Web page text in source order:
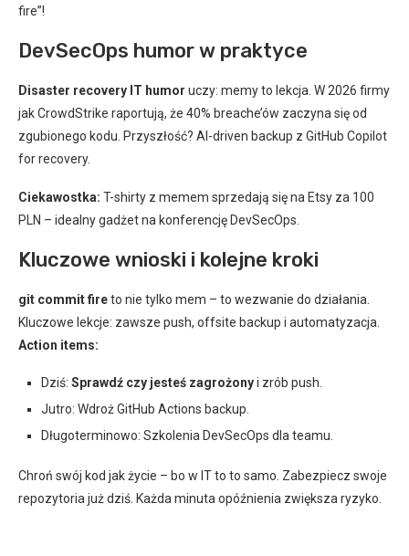
fire”!
DevSecOps humor w praktyce
Disaster recovery IT humor uczy: memy to lekcja. W 2026 firmy
jak CrowdStrike raportują, że 40% breache’ów zaczyna się od
zgubionego kodu. Przyszłość? AI-driven backup z GitHub Copilot
for recovery.
Ciekawostka: T-shirty z memem sprzedają się na Etsy za 100
PLN – idealny gadżet na konferencję DevSecOps.
Kluczowe wnioski i kolejne kroki
git commit fireto nie tylko mem – to wezwanie do działania.
Kluczowe lekcje: zawsze push, offsite backup i automatyzacja.
Action items:
Dziś: Sprawdź czy jesteś zagrożonyi zrób push.
Jutro: Wdroż GitHub Actions backup.
Długoterminowo: Szkolenia DevSecOps dla teamu.
Chroń swój kod jak życie – bo w IT to to samo. Zabezpiecz swoje
repozytoria już dziś. Każda minuta opóźnienia zwiększa ryzyko.